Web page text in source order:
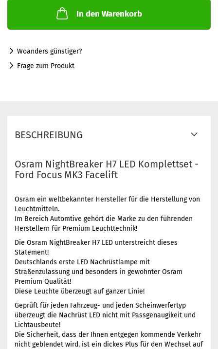
In den Warenkorb
Woanders günstiger?
Frage zum Produkt
BESCHREIBUNG
Osram NightBreaker H7 LED Komplettset -
Ford Focus MK3 Facelift
Osram ein weltbekannter Hersteller für die Herstellung von
Leuchtmitteln.
Im Bereich Automtive gehört die Marke zu den führenden
Herstellern für Premium Leuchttechnik!
Die Osram NightBreaker H7 LED unterstreicht dieses
Statement!
Deutschlands erste LED Nachrüstlampe mit
Straßenzulassung und besonders in gewohnter Osram
Premium Qualität!
Diese Leuchte überzeugt auf ganzer Linie!
Geprüft für jeden Fahrzeug- und jeden Scheinwerfertyp
überzeugt die Nachrüst LED nicht mit Passgenaugikeit und
Lichtausbeute!
Die Sicherheit, dass der Ihnen entgegen kommende Verkehr
nicht geblendet wird, ist ein dickes Plus für den Wechsel auf